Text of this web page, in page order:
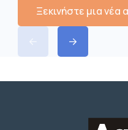
Ξεκινήστε μια νέα